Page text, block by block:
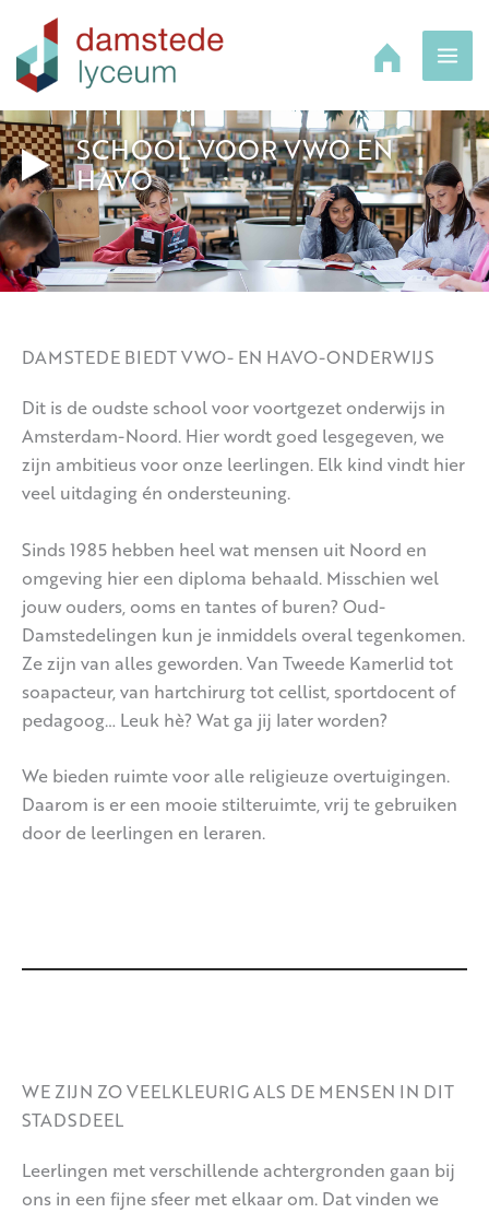
naar
inhoud
SCHOOL VOOR VWO EN
HAVO
DAMSTEDE BIEDT VWO- EN HAVO-ONDERWIJS
Dit is de oudste school voor voortgezet onderwijs in
Amsterdam-Noord. Hier wordt goed lesgegeven, we
zijn ambitieus voor onze leerlingen. Elk kind vindt hier
veel uitdaging én ondersteuning.
Sinds 1985 hebben heel wat mensen uit Noord en
omgeving hier een diploma behaald. Misschien wel
jouw ouders, ooms en tantes of buren? Oud-
Damstedelingen kun je inmiddels overal tegenkomen.
Ze zijn van alles geworden. Van Tweede Kamerlid tot
soapacteur, van hartchirurg tot cellist, sportdocent of
pedagoog… Leuk hè? Wat ga jij later worden?
We bieden ruimte voor alle religieuze overtuigingen.
Daarom is er een mooie stilteruimte, vrij te gebruiken
door de leerlingen en leraren.
WE ZIJN ZO VEELKLEURIG ALS DE MENSEN IN DIT
STADSDEEL
Leerlingen met verschillende achtergronden gaan bij
ons in een fijne sfeer met elkaar om. Dat vinden we